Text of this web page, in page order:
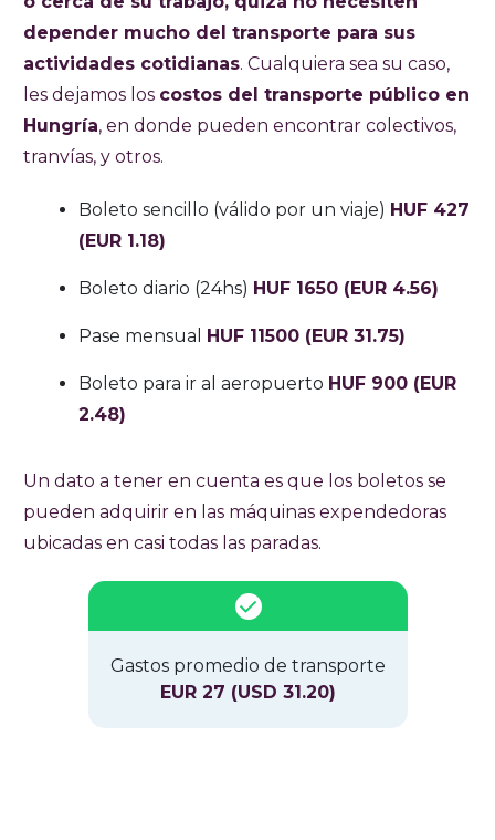
depender mucho del transporte para sus
actividades cotidianas. Cualquiera sea su caso,
les dejamos los costos del transporte público en
Hungría, en donde pueden encontrar colectivos,
tranvías, y otros.
Boleto sencillo (válido por un viaje) HUF 427
(EUR 1.18)
Boleto diario (24hs) HUF 1650 (EUR 4.56)
Pase mensual HUF 11500 (EUR 31.75)
Boleto para ir al aeropuerto HUF 900 (EUR
2.48)
Un dato a tener en cuenta es que los boletos se
pueden adquirir en las máquinas expendedoras
ubicadas en casi todas las paradas.
Gastos promedio de transporte
EUR 27 (USD 31.20)